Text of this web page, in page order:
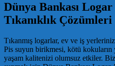
Dünya Bankası
Tıkanıklık Çözümleri
Tıkanmış logarlar, ev ve iş
Pis suyun birikmesi, kötü kokuların
yaşam kalitenizi olumsuz etkiler.